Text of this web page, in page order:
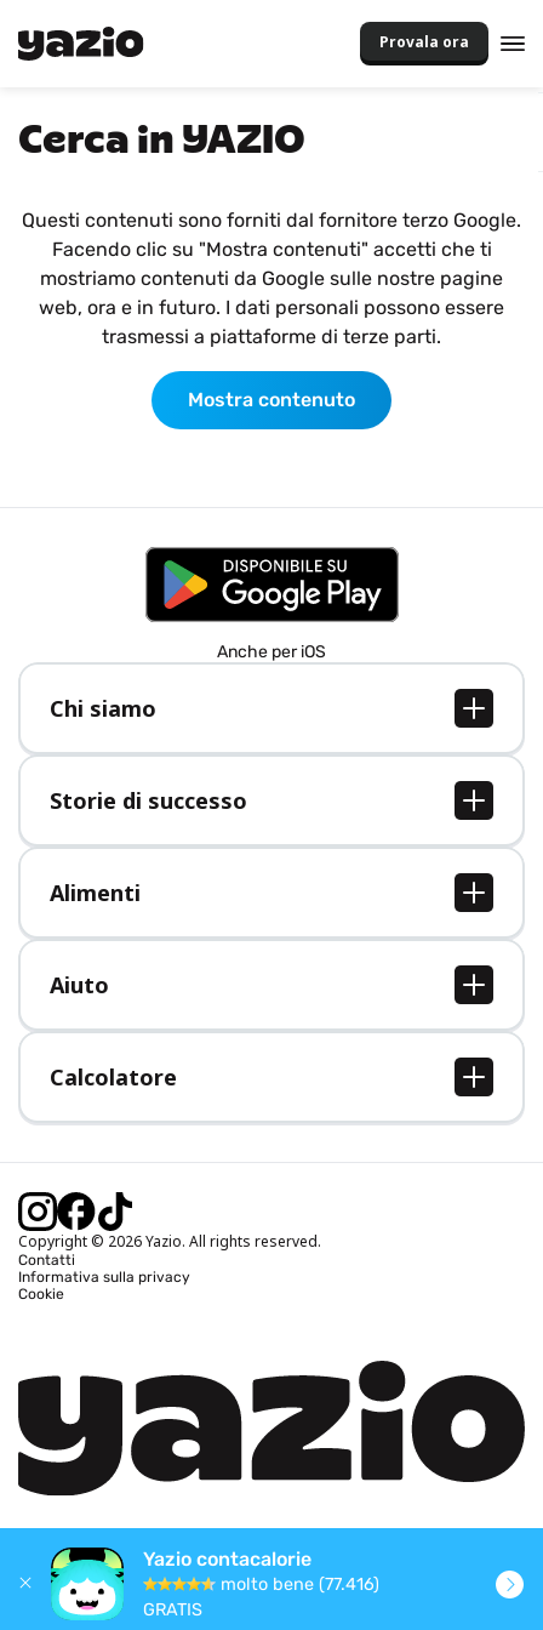
Provala ora
Cerca in YAZIO
Questi contenuti sono forniti dal fornitore terzo Google.
Facendo clic su "Mostra contenuti" accetti che ti
mostriamo contenuti da Google sulle nostre pagine
web, ora e in futuro. I dati personali possono essere
trasmessi a piattaforme di terze parti.
Mostra contenuto
Anche per iOS
Chi siamo
Chi siamo
Lavori
Stampa
Storie di successo
Tutte le storie di successo
Alimenti
Tutti i cibi
Aiuto
Centro assistenza
Calcolatore
Calcolo BMI (IMC)
Calcolo peso ideale
Calcolo calorie bruciate
Copyright © 2026 Yazio. All rights reserved.
Contatti
Informativa sulla privacy
Cookie
Yazio contacalorie
molto bene (77.416)
GRATIS